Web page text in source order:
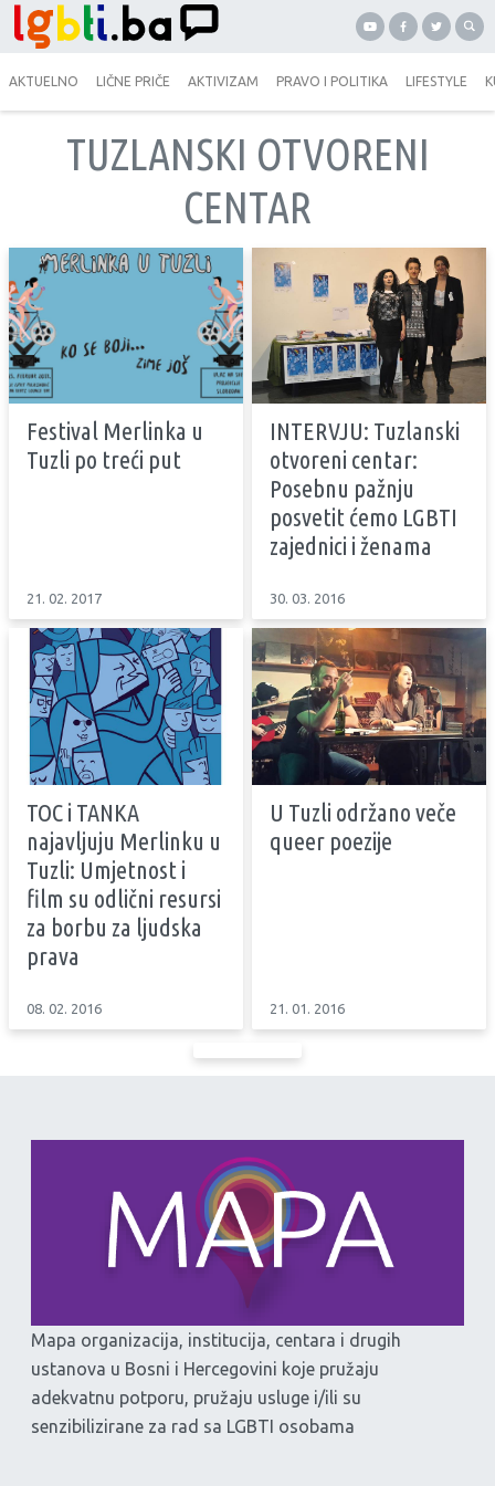
AKTUELNO LIČNE PRIČE AKTIVIZAM PRAVO I POLITIKA LIFESTYLE
TUZLANSKI OTVORENI
CENTAR
Festival Merlinka u
Tuzli po treći put
21. 02. 2017
INTERVJU: Tuzlanski
otvoreni centar:
Posebnu pažnju
posvetit ćemo LGBTI
zajednici i ženama
30. 03. 2016
TOC i TANKA
najavljuju Merlinku u
Tuzli: Umjetnost i
film su odlični resursi
za borbu za ljudska
prava
08. 02. 2016
U Tuzli održano veče
queer poezije
21. 01. 2016
Mapa organizacija, institucija, centara i drugih
ustanova u Bosni i Hercegovini koje pružaju
adekvatnu potporu, pružaju usluge i/ili su
senzibilizirane za rad sa LGBTI osobama